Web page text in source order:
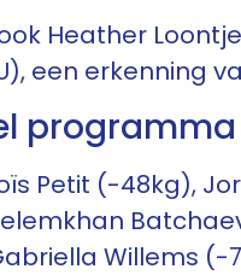
Heather
een erkenning
programma
Petit (-48kg),
Willems (-